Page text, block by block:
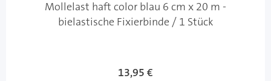
Mollelast haft color blau 6 cm x 20 m -
bielastische Fixierbinde / 1 Stück
13,95 €